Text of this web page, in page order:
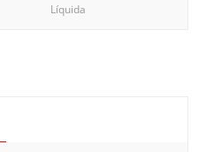
Líquida